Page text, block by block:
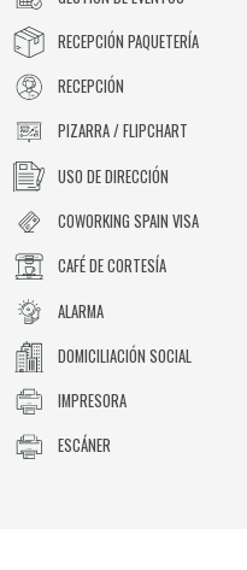
RECEPCIÓN PAQUETERÍA
RECEPCIÓN
PIZARRA / FLIPCHART
USO DE DIRECCIÓN
COWORKING SPAIN VISA
CAFÉ DE CORTESÍA
ALARMA
DOMICILIACIÓN SOCIAL
IMPRESORA
ESCÁNER